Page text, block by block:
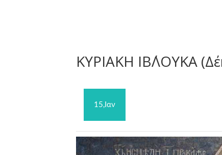
ΚΥΡΙΑΚΗ ΙΒ΄ΛΟΥΚΑ
15,Ιαν